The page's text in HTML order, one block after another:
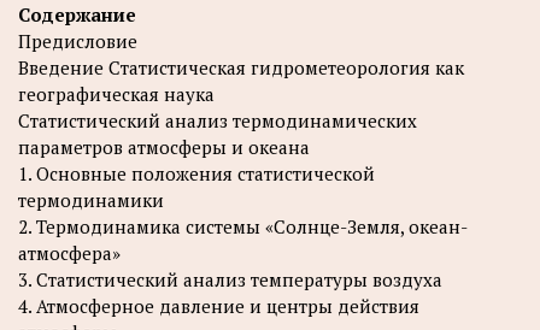
Содержание
Предисловие
Введение Статистическая гидрометеорология как
географическая наука
Статистический анализ термодинамических
параметров атмосферы и океана
1. Основные положения статистической
термодинамики
2. Термодинамика системы «Солнце-Земля, океан-
атмосфера»
3. Статистический анализ температуры воздуха
4. Атмосферное давление и центры действия